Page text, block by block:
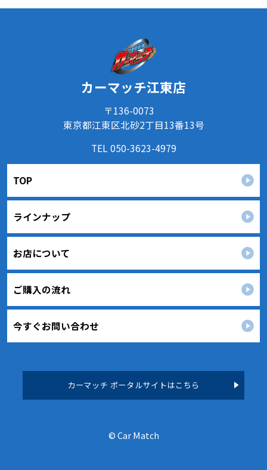
るため、情報セキュリティ対策を始めとする安全措
置を構築し、個人情報への不正アクセス、個人情報
の漏洩、滅失または毀損等の的確な防止とセキュリ
ティの是正に努めます。
３．苦情および相談等に対する適正な対応について
本人からの苦情および相談があった場合には、適切
された本人の権利を尊重し、本人から自己情報の開
示、訂正、削除、または利用もしくは提供の停止等
４．法令・指針・規範の遵守について
適正な個人情報保護の実現のため、個人情報の取扱
いに関する法令､国が定める指針およびその他の規範
個人情報に関するお問い合わせ窓口
〒136-0073
TEL： 050-3623-4979
カーマッチ江東店 個人情報保護担当
カーマッチ江東店
〒136-0073
東京都江東区北砂2丁目13番13号
TEL 050-3623-4979
TOP
ラインナップ
お店について
ご購入の流れ
今すぐお問い合わせ
カーマッチ ポータルサイトはこちら
© Car Match